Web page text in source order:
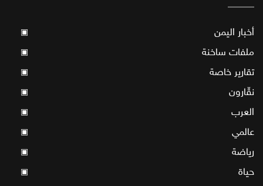
أخبار اليمن ▣
ملفات ساخنة ▣
تقارير خاصة ▣
نقّارون ▣
العرب ▣
عالمي ▣
رياضة ▣
حياة ▣